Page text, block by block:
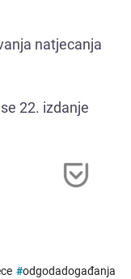
natjecanja
22. izdanje
#odgodadogađanja